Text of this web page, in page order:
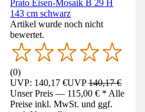
Prato Eisen-Mosaik B 29 H
143 cm schwarz
Artikel wurde noch nicht
bewertet.
(0)
UVP: 140,17 €UVP140,17 €
Unser Preis — 115,00 € * Alle
Preise inkl. MwSt. und ggf.